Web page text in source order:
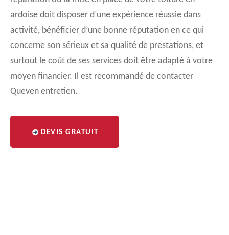
ardoise doit disposer d’une expérience réussie dans
activité, bénéficier d’une bonne réputation en ce qui
concerne son sérieux et sa qualité de prestations, et
surtout le coût de ses services doit être adapté à votre
moyen financier. Il est recommandé de contacter
Queven entretien.
DEVIS GRATUIT